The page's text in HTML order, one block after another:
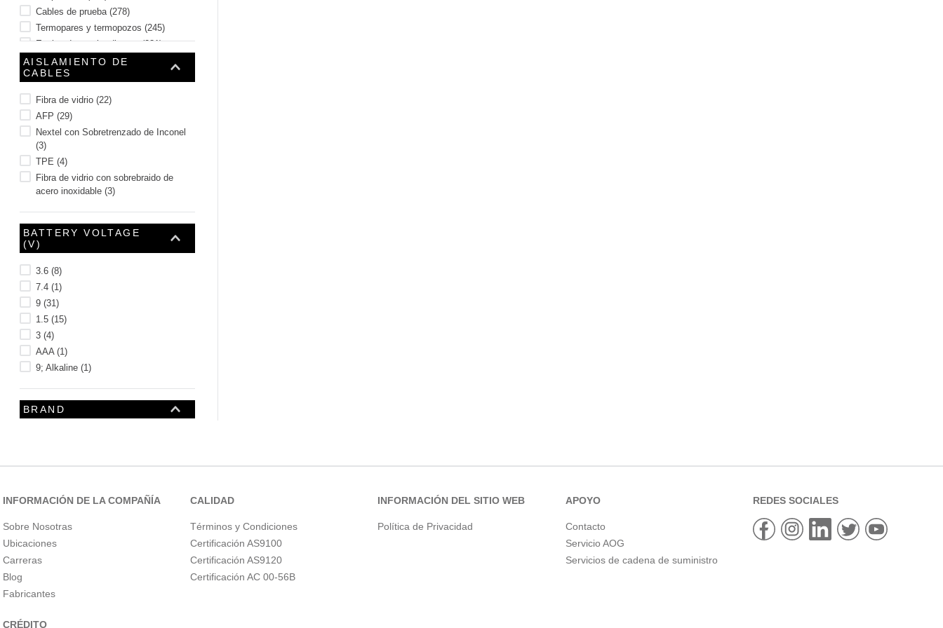
Cables de prueba (278)
Termopares y termopozos (245)
Equipo de prueba diverso (231)
Puntos de prueba
151
Accesorios de prueba
( 120)
Mostrar 38 más
AISLAMIENTO DE
CABLES
Fibra de vidrio (22)
AFP (29)
Nextel con Sobretrenzado de Inconel
(3)
TPE (4)
Fibra de vidrio con sobrebraido de
acero inoxidable (3)
BATTERY VOLTAGE
(V)
3.6 (8)
7.4 (1)
9 (31)
1.5 (15)
3 (4)
AAA (1)
9; Alkaline (1)
BRAND
CALIBRE DEL CABLE
INFORMACIÓN DE LA COMPAÑÍA
Sobre Nosotras
Ubicaciones
Carreras
Blog
Fabricantes
CALIDAD
Términos y Condiciones
Certificación AS9100
Certificación AS9120
Certificación AC 00-56B
INFORMACIÓN DEL SITIO WEB
Política de Privacidad
APOYO
Contacto
Servicio AOG
Servicios de cadena de suministro
REDES SOCIALES
CRÉDITO